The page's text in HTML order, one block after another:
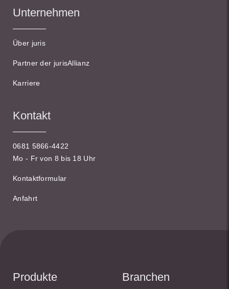
Unternehmen
Über juris
Partner der jurisAllianz
Karriere
Kontakt
0681 5866-4422
Mo - Fr von 8 bis 18 Uhr
Kontaktformular
Anfahrt
Produkte Branchen